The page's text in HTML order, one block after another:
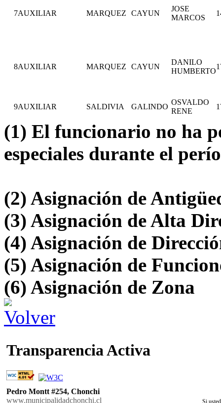
7AUXILIAR MARQUEZ CAYUN
JOSE
MARCOS
8AUXILIAR MARQUEZ CAYUN
DANILO
HUMBERTO
9AUXILIAR SALDIVIA GALINDO
OSVALDO
RENE
(1) El funcionario no ha
especiales durante el
(2) Asignación de
(3) Asignación de Alta
(4) Asignación de
(5) Asignación de
(6) Asignación de Zona
Transparencia Activa
Pedro Montt #254, Chonchi
www.municipalidadchonchi.cl
Si